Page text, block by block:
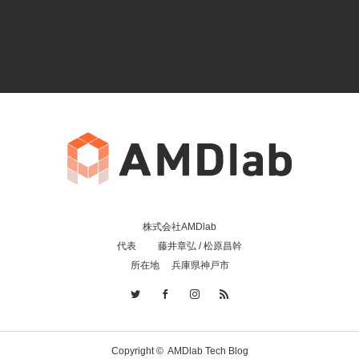
株式会社AMDlab
代表 藤井章弘 / 松原昌幹
所在地 兵庫県神戸市
Copyright © AMDlab Tech Blog